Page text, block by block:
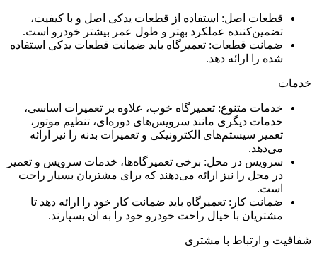
قطعات اصل: استفاده از قطعات یدکی اصل و با کیفیت،
تضمین‌کننده عملکرد بهتر و طول عمر بیشتر خودرو است.
ضمانت قطعات: تعمیرگاه باید ضمانت قطعات یدکی استفاده
شده را ارائه دهد.
خدمات
خدمات متنوع: تعمیرگاه خوب، علاوه بر تعمیرات اساسی،
خدمات دیگری مانند سرویس‌های دوره‌ای، تنظیم موتور،
تعمیر سیستم‌های الکترونیکی و تعمیرات بدنه را نیز ارائه
می‌دهد.
سرویس در محل: برخی تعمیرگاه‌ها، خدمات سرویس و تعمیر
در محل را نیز ارائه می‌دهند که برای مشتریان بسیار راحت
است.
ضمانت کار: تعمیرگاه باید ضمانت کار خود را ارائه دهد تا
مشتریان با خیال راحت خودرو خود را به آن بسپارند.
شفافیت و ارتباط با مشتری